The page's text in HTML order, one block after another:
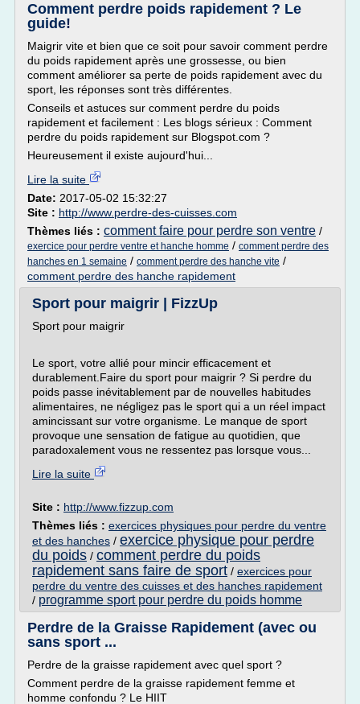
Comment perdre poids rapidement ? Le
guide!
Maigrir vite et bien que ce soit pour savoir comment perdre
du poids rapidement après une grossesse, ou bien
comment améliorer sa perte de poids rapidement avec du
sport, les réponses sont très différentes.
Conseils et astuces sur comment perdre du poids
rapidement et facilement : Les blogs sérieux : Comment
perdre du poids rapidement sur Blogspot.com ?
Heureusement il existe aujourd'hui...
Lire la suite
Date: 2017-05-02 15:32:27
Site : http://www.perdre-des-cuisses.com
Thèmes liés : comment faire pour perdre son ventre /
exercice pour perdre ventre et hanche homme / comment perdre des
hanches en 1 semaine / comment perdre des hanche vite /
comment perdre des hanche rapidement
Sport pour maigrir | FizzUp
Sport pour maigrir
Le sport, votre allié pour mincir efficacement et
durablement.Faire du sport pour maigrir ? Si perdre du
poids passe inévitablement par de nouvelles habitudes
alimentaires, ne négligez pas le sport qui a un réel impact
amincissant sur votre organisme. Le manque de sport
provoque une sensation de fatigue au quotidien, que
paradoxalement vous ne ressentez pas lorsque vous...
Lire la suite
Site : http://www.fizzup.com
Thèmes liés : exercices physiques pour perdre du ventre
et des hanches / exercice physique pour perdre
du poids / comment perdre du poids
rapidement sans faire de sport / exercices pour
perdre du ventre des cuisses et des hanches rapidement
/ programme sport pour perdre du poids homme
Perdre de la Graisse Rapidement (avec ou
sans sport ...
Perdre de la graisse rapidement avec quel sport ?
Comment perdre de la graisse rapidement femme et
homme confondu ? Le HIIT